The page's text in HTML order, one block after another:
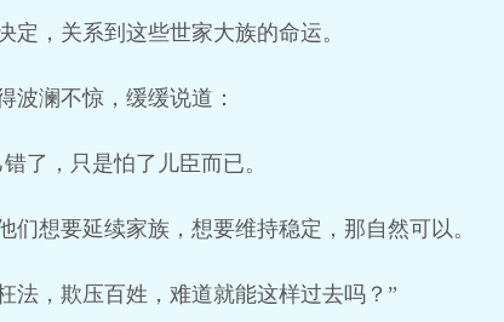
，关系到这些世家大族的命运。
波澜不惊，缓缓说道：
了，只是怕了儿臣而已。
们想要延续家族，想要维持稳定，那自然可以。
法，欺压百姓，难道就能这样过去吗？”